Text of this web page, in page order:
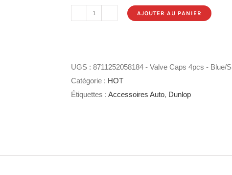
quantité
AJOUTER AU PANIER
UGS : 8711252058184 - Valve Caps 4pcs - Blue/
Catégorie : HOT
Étiquettes : Accessoires Auto, Dunlop